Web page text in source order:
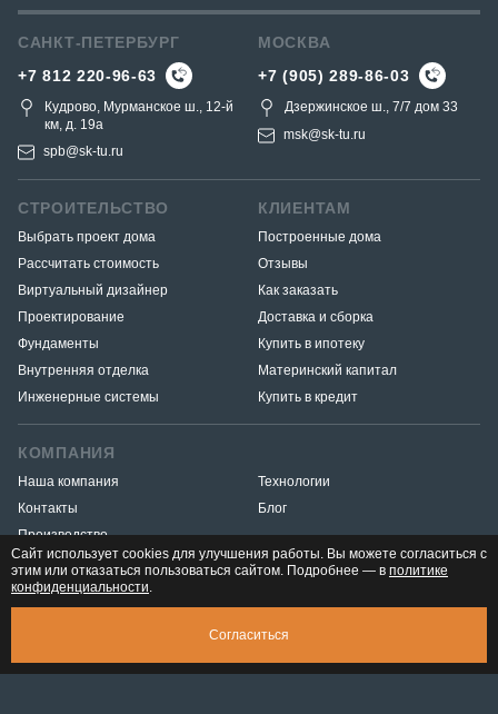
4 333 298 ₽
САНКТ-ПЕТЕРБУРГ
+7 812 220-96-63
Кудрово, Мурманское ш., 12-й
км, д. 19a
spb@sk-tu.ru
МОСКВА
+7 (905) 289-86-03
Дзержинское ш., 7/7 дом 33
msk@sk-tu.ru
СТРОИТЕЛЬСТВО
Выбрать проект дома
Рассчитать стоимость
Виртуальный дизайнер
Проектирование
Фундаменты
Внутренняя отделка
Инженерные системы
КЛИЕНТАМ
Построенные дома
Отзывы
Как заказать
Доставка и сборка
Купить в ипотеку
Материнский капитал
Купить в кредит
КОМПАНИЯ
Наша компания
Контакты
Производство
Технологии
Блог
Разработка и продвижение
Сайт использует cookies для улучшения работы. Вы можете согласиться с
этим или отказаться пользоваться сайтом. Подробнее — в политике
конфиденциальности.
Согласиться